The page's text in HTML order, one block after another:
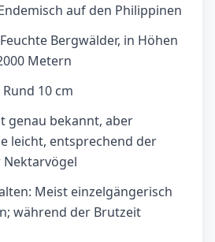
auf den Philippinen
Bergwälder, in Höhen
Metern
10 cm
genau bekannt, aber
leicht, entsprechend der
Meist einzelgängerisch
während der Brutzeit